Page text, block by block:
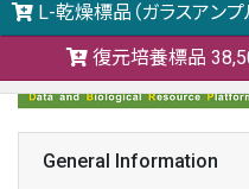
L-乾燥標品（ガラスアンプ
復元培養標品
General Information